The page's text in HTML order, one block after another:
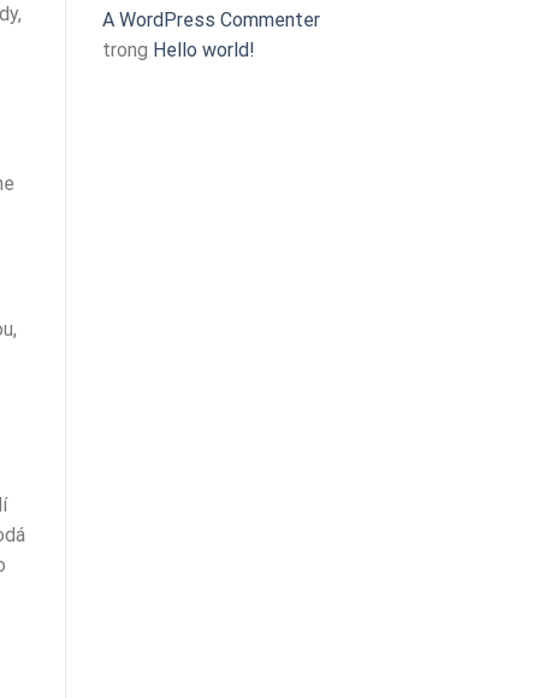
A WordPress Commenter
trong Hello world!